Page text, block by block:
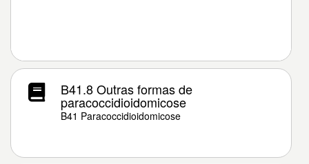
B41.8 Outras formas de
paracoccidioidomicose
B41 Paracoccidioidomicose